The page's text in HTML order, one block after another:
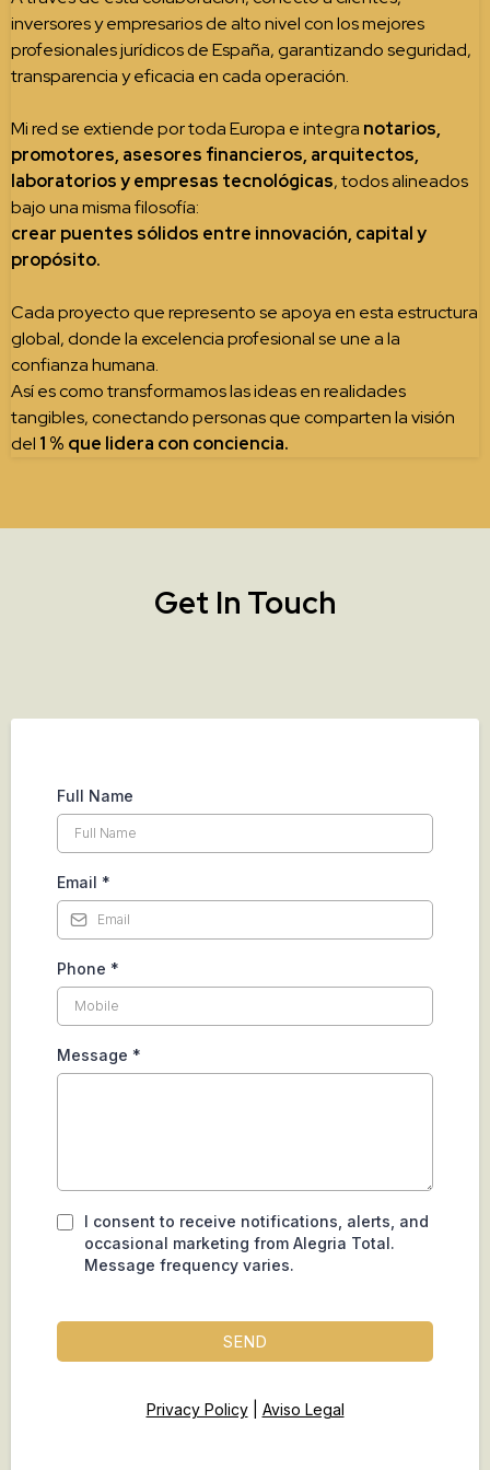
inversores y empresarios de alto nivel con los mejores
profesionales jurídicos de España, garantizando seguridad,
transparencia y eficacia en cada operación.
Mi red se extiende por toda Europa e integra notarios,
promotores, asesores financieros, arquitectos,
laboratorios y empresas tecnológicas, todos alineados
bajo una misma filosofía:
crear puentes sólidos entre innovación, capital y
propósito.
Cada proyecto que represento se apoya en esta estructura
global, donde la excelencia profesional se une a la
confianza humana.
Así es como transformamos las ideas en realidades
tangibles, conectando personas que comparten la visión
del 1 % que lidera con conciencia.
Get In Touch
Full Name
Email *
Phone *
Message *
I consent to receive notifications, alerts, and
occasional marketing from Alegria Total.
Message frequency varies.
SEND
Privacy Policy| Aviso Legal